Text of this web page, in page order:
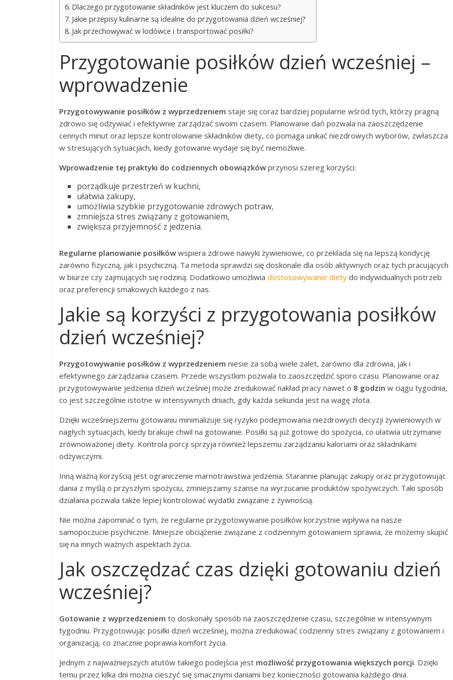
Dlaczego przygotowanie składników jest kluczem do sukcesu?
Jakie przepisy kulinarne są idealne do przygotowania dzień wcześniej?
Jak przechowywać w lodówce i transportować posiłki?
Przygotowanie posiłków dzień wcześniej –
wprowadzenie
Przygotowywanie posiłków z wyprzedzeniem staje się coraz bardziej popularne wśród tych, którzy pragną
zdrowo się odżywiać i efektywnie zarządzać swoim czasem. Planowanie dań pozwala na zaoszczędzenie
cennych minut oraz lepsze kontrolowanie składników diety, co pomaga unikać niezdrowych wyborów, zwłaszcza
w stresujących sytuacjach, kiedy gotowanie wydaje się być niemożliwe.
Wprowadzenie tej praktyki do codziennych obowiązków przynosi szereg korzyści:
porządkuje przestrzeń w kuchni,
ułatwia zakupy,
umożliwia szybkie przygotowanie zdrowych potraw,
zmniejsza stres związany z gotowaniem,
zwiększa przyjemność z jedzenia.
Regularne planowanie posiłków wspiera zdrowe nawyki żywieniowe, co przekłada się na lepszą kondycję
zarówno fizyczną, jak i psychiczną. Ta metoda sprawdzi się doskonale dla osób aktywnych oraz tych pracujących
w biurze czy zajmujących się rodziną. Dodatkowo umożliwia dostosowywanie diety do indywidualnych potrzeb
oraz preferencji smakowych każdego z nas.
Jakie są korzyści z przygotowania posiłków
dzień wcześniej?
Przygotowywanie posiłków z wyprzedzeniem niesie za sobą wiele zalet, zarówno dla zdrowia, jak i
efektywnego zarządzania czasem. Przede wszystkim pozwala to zaoszczędzić sporo czasu. Planowanie oraz
przygotowywanie jedzenia dzień wcześniej może zredukować nakład pracy nawet o 8 godzin w ciągu tygodnia,
co jest szczególnie istotne w intensywnych dniach, gdy każda sekunda jest na wagę złota.
Dzięki wcześniejszemu gotowaniu minimalizuje się ryzyko podejmowania niezdrowych decyzji żywieniowych w
nagłych sytuacjach, kiedy brakuje chwil na gotowanie. Posiłki są już gotowe do spożycia, co ułatwia utrzymanie
zrównoważonej diety. Kontrola porcji sprzyja również lepszemu zarządzaniu kaloriami oraz składnikami
odżywczymi.
Inną ważną korzyścią jest ograniczenie marnotrawstwa jedzenia. Starannie planując zakupy oraz przygotowując
dania z myślą o przyszłym spożyciu, zmniejszamy szanse na wyrzucanie produktów spożywczych. Taki sposób
działania pozwala także lepiej kontrolować wydatki związane z żywnością.
Nie można zapominać o tym, że regularne przygotowywanie posiłków korzystnie wpływa na nasze
samopoczucie psychiczne. Mniejsze obciążenie związane z codziennym gotowaniem sprawia, że możemy skupić
się na innych ważnych aspektach życia.
Jak oszczędzać czas dzięki gotowaniu dzień
wcześniej?
Gotowanie z wyprzedzeniem to doskonały sposób na zaoszczędzenie czasu, szczególnie w intensywnym
tygodniu. Przygotowując posiłki dzień wcześniej, można zredukować codzienny stres związany z gotowaniem i
organizacją, co znacznie poprawia komfort życia.
Jednym z najważniejszych atutów takiego podejścia jest możliwość przygotowania większych porcji. Dzięki
temu przez kilka dni można cieszyć się smacznymi daniami bez konieczności gotowania każdego dnia.